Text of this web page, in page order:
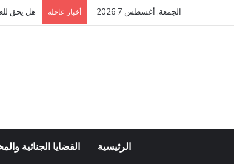
الجمعة, أغسطس 7 2026 أخبار عاجلة هل يحق
الرئيسية القضايا الجنائية